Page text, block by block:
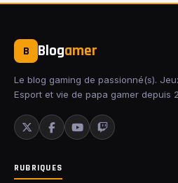
B Blogamer
Le blog gaming de passionné(s).
Esport et vie de papa gamer depuis
RUBRIQUES